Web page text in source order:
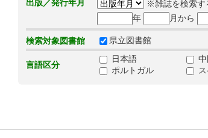
出版／発行年月
※雑誌を検索す
年
月から
検索対象図書館 県立図書館
言語区分
日本語
ポルトガル